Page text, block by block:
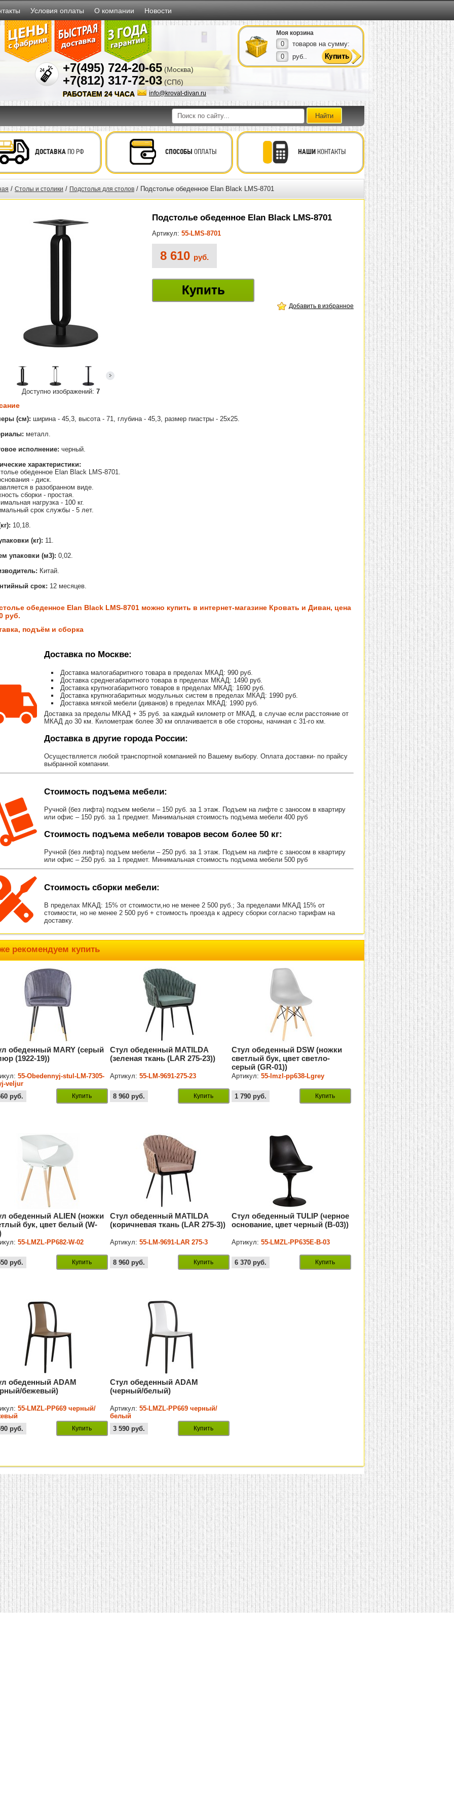
Условия оплаты О компании Новости
+7(495) 724-20-65 (Москва)
+7(812) 317-72-03 (СПб)
info@krovat-divan.ru
РАБОТАЕМ 24 ЧАСА
Моя корзина
0
товаров на сумму:
0
руб..
ДОСТАВКАПО РФ СПОСОБЫ ОПЛАТЫ НАШИКОНТАКТЫ
/ Столы и столики / Подстолья для столов / Подстолье обеденное Elan Black LMS-8701
Доступно изображений: 7
Подстолье обеденное Elan Black LMS-8701
Артикул: 55-LMS-8701
8 610 руб.
Купить
Добавить в избранное
(см): ширина - 45,3, высота - 71, глубина - 45,3, размер пиастры - 25х25.
металл.
исполнение: черный.
характеристики:
обеденное Elan Black LMS-8701.
- диск.
в разобранном виде.
сборки - простая.
нагрузка - 100 кг.
срок службы - 5 лет.
10,18.
(кг): 11.
упаковки (м3): 0,02.
Китай.
срок: 12 месяцев.
обеденное Elan Black LMS-8701 можно купить в интернет-магазине Кровать и Диван, цена
руб.
подъём и сборка
Доставка по Москве:
Доставка малогабаритного товара в пределах МКАД: 990 руб.
Доставка среднегабаритного товара в пределах МКАД: 1490 руб.
Доставка крупногабаритного товаров в пределах МКАД: 1690 руб.
Доставка крупногабаритных модульных систем в пределах МКАД: 1990 руб.
Доставка мягкой мебели (диванов) в пределах МКАД: 1990 руб.
Доставка за пределы МКАД + 35 руб. за каждый километр от МКАД, в случае если расстояние от
МКАД до 30 км. Километраж более 30 км оплачивается в обе стороны, начиная с 31-го км.
Доставка в другие города России:
Осуществляется любой транспортной компанией по Вашему выбору. Оплата доставки- по прайсу
выбранной компании.
Стоимость подъема мебели:
Ручной (без лифта) подъем мебели – 150 руб. за 1 этаж. Подъем на лифте с заносом в квартиру
или офис – 150 руб. за 1 предмет. Минимальная стоимость подъема мебели 400 руб
Стоимость подъема мебели товаров весом более 50 кг:
Ручной (без лифта) подъем мебели – 250 руб. за 1 этаж. Подъем на лифте с заносом в квартиру
или офис – 250 руб. за 1 предмет. Минимальная стоимость подъема мебели 500 руб
Стоимость сборки мебели:
В пределах МКАД: 15% от стоимости,но не менее 2 500 руб.; За пределами МКАД 15% от
стоимости, но не менее 2 500 руб + стоимость проезда к адресу сборки согласно тарифам на
доставку.
рекомендуем купить
обеденный MARY (серый
(1922-19))
55-Obedennyj-stul-LM-7305-
veljur
руб. Купить
Стул обеденный MATILDA
(зеленая ткань (LAR 275-23))
Артикул:55-LM-9691-275-23
8 960 руб. Купить
Стул обеденный DSW (ножки
светлый бук, цвет светло-
серый (GR-01))
Артикул:55-lmzl-pp638-Lgrey
1 790 руб. Купить
обеденный ALIEN (ножки
бук, цвет белый (W-
55-LMZL-РР682-W-02
руб. Купить
Стул обеденный MATILDA
(коричневая ткань (LAR 275-3))
Артикул:55-LM-9691-LAR 275-3
8 960 руб. Купить
Стул обеденный TULIP (черное
основание, цвет черный (B-03))
Артикул:55-LMZL-PP635E-B-03
6 370 руб. Купить
обеденный ADAM
бежевый)
55-LMZL-PP669 черный/
руб. Купить
Стул обеденный ADAM
(черный/белый)
Артикул:55-LMZL-PP669 черный/
белый
3 590 руб. Купить